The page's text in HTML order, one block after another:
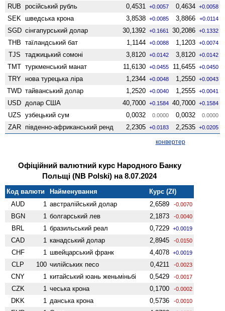
RUB російський рубль 0,4531 +0.0057 0,4634 +0.0058
SEK шведська крона 3,8538 +0.0085 3,8866 +0.0114
SGD сінгапурський долар 30,1392 +0.1661 30,2086 +0.1332
THB таїландський бат 1,1144 +0.0088 1,1203 +0.0074
TJS таджицький сомоні 3,8120 +0.0142 3,8120 +0.0142
TMT туркменський манат 11,6130 +0.0455 11,6455 +0.0450
TRY нова турецька ліра 1,2344 +0.0048 1,2550 +0.0043
TWD тайванський долар 1,2520 +0.0040 1,2555 +0.0041
USD долар США 40,7000 +0.1584 40,7000 +0.1584
UZS узбецький сум 0,0032 0.0000 0,0032 0.0000
ZAR південно-африканський ренд 2,2305 +0.0183 2,2535 +0.0205
конвертер
Офіційний валютний курс Народного Банку
Польщі (NB Polski) на 8.07.2024
Код валюти Найменування
Курс (Zł)
AUD
1 австралійський долар 2,6589 -0.0070
BGN 1 болгарський лев 2,1873 -0.0040
BRL 1 бразильський реал 0,7229 +0.0019
CAD 1 канадський долар 2,8945 -0.0150
CHF 1 швейцарський франк 4,4078 +0.0019
CLP 100 чилійських песо 0,4211 -0.0023
CNY 1 китайський юань женьмiньбi 0,5429 -0.0017
CZK 1 чеська крона 0,1700 -0.0002
DKK 1 данська крона 0,5736 -0.0010